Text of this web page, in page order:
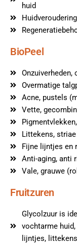
huid
BioPeel
Onzuiverheden,
Overmatige
Acne, pustels
Vette,
Littekens, striae
Fijne lijntjes en
Anti-aging, anti
Vale, grauwe
Fruitzuren
Glycolzuur is
vochtarme
lijntjes,